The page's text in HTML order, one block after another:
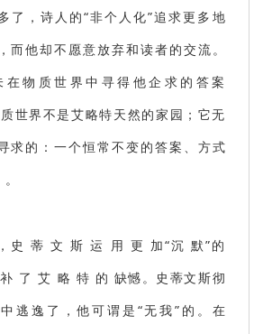
了，诗人的“非个人化”追求更多地
而他却不愿意放弃和读者的交流。
在物质世界中寻得他企求的答案
世界不是艾略特天然的家园；它无
求的：一个恒常不变的答案、方式
。
史 蒂 文 斯 运 用 更 加“沉 默”的
了 艾 略 特 的 缺憾。史蒂文斯彻
逃逸了，他可谓是“无我”的。在